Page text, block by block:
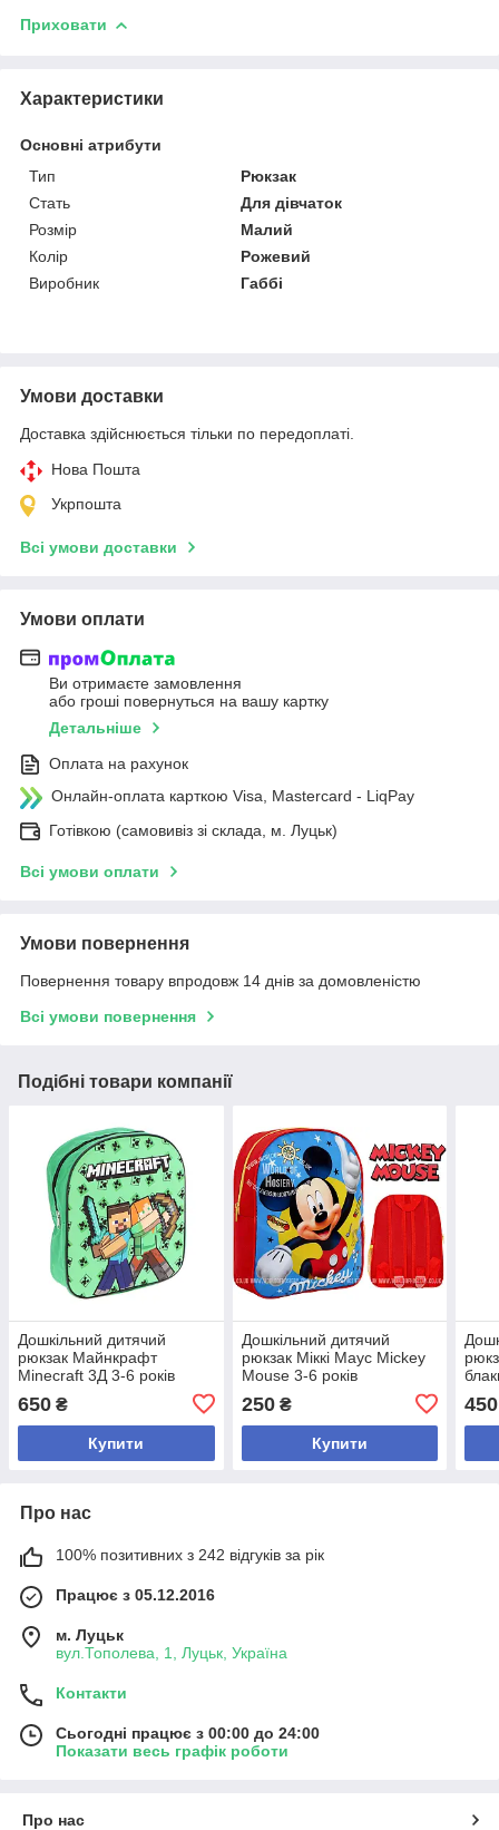
Приховати
Характеристики
Основні атрибути
Тип
Рюкзак
Стать
Для дівчаток
Розмір
Малий
Колір
Рожевий
Виробник
Габбі
Умови доставки
Доставка здійснюється тільки по передоплаті.
Нова Пошта
Укрпошта
Всі умови доставки
Умови оплати
Ви отримаєте замовлення
або гроші повернуться на вашу картку
Детальніше
Оплата на рахунок
Онлайн-оплата карткою Visa, Mastercard - LiqPay
Готівкою (самовивіз зі склада, м. Луцьк)
Всі умови оплати
Умови повернення
Повернення товару впродовж 14 днів за домовленістю
Всі умови повернення
Подібні товари компанії
Дошкільний дитячий
рюкзак Майнкрафт
Minecraft 3Д 3-6 років
650 ₴
Купити
Дошкільний дитячий
рюкзак Міккі Маус Mickey
Mouse 3-6 років
250₴
Купити
450
Про нас
100% позитивних з 242 відгуків за рік
Працює з 05.12.2016
м. Луцьк
вул.Тополева, 1, Луцьк, Україна
Контакти
Сьогодні працює з 00:00 до 24:00
Показати весь графік роботи
Про нас